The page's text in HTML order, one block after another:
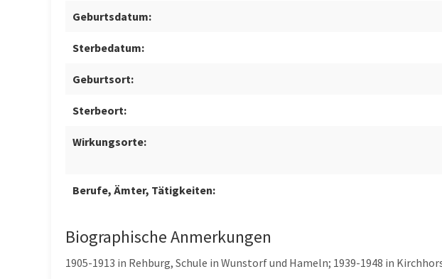
Geburtsdatum:
Sterbedatum:
Geburtsort:
Sterbeort:
Wirkungsorte:
Berufe, Ämter, Tätigkeiten:
Biographische Anmerkungen
1905-1913 in Rehburg, Schule in Wunstorf und Hameln; 1939-1948 in